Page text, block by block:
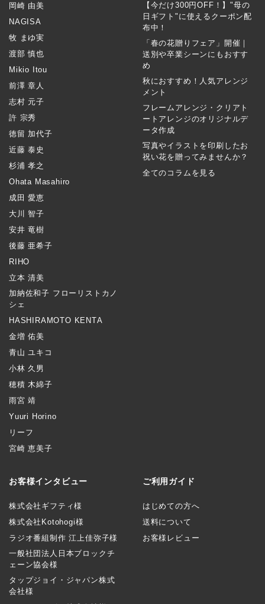
岡崎 由美
NAGISA
牧 まゆ実
渡部 慎也
Mikio Itou
前澤 章人
志村 元子
許 宗秀
徳留 加代子
近藤 泰史
杉浦 孝之
Ohata Masahiro
成田 愛恵
大川 智子
安井 竜樹
後藤 亜希子
RIHO
立本 清美
加納佐和子 フローリストカノ
シェ
HASHIRAMOTO KENTA
金増 佑美
青山 ユキコ
小林 久男
穂積 木綿子
雨宮 靖
Yuuri Horino
リーフ
宮崎 恵美子
【今だけ300円OFF！】"母の
日ギフト"に使えるクーポン配
布中！
「春の花贈りフェア」開催｜
送別や卒業シーンにもおすす
め
秋におすすめ！人気アレンジ
メント
フレームアレンジ・クリアト
ートアレンジのオリジナルデ
ータ作成
写真やイラストを印刷したお
祝い花を贈ってみませんか？
全てのコラムを見る
お客様インタビュー
株式会社ギフティ様
株式会社Kotohogi様
ラジオ番組制作 江上佳弥子様
一般社団法人日本ブロックチ
ェーン協会様
タップジョイ・ジャパン株式
会社様
ご利用ガイド
はじめての方へ
送料について
お客様レビュー